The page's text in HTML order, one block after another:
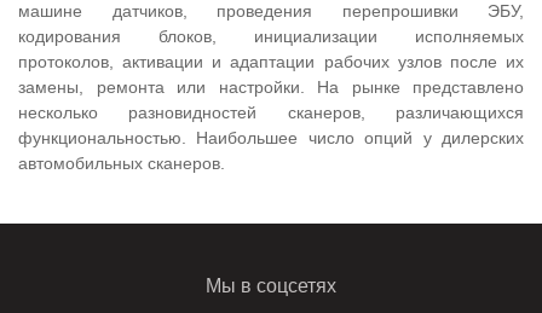
машине датчиков, проведения перепрошивки ЭБУ,
кодирования блоков, инициализации исполняемых
протоколов, активации и адаптации рабочих узлов после их
замены, ремонта или настройки. На рынке представлено
несколько разновидностей сканеров, различающихся
функциональностью. Наибольшее число опций у дилерских
автомобильных сканеров.
Мы в соцсетях